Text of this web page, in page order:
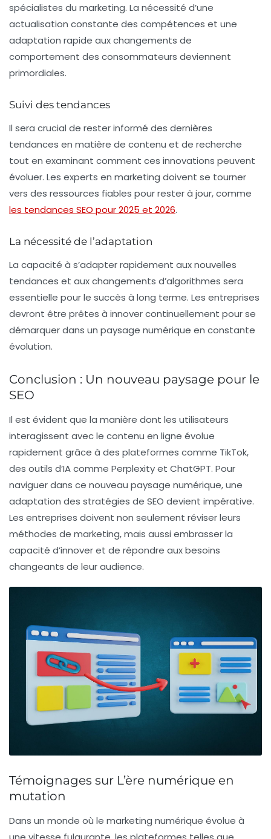
spécialistes du marketing. La nécessité d’une
actualisation constante des compétences et une
adaptation rapide aux changements de
comportement des consommateurs deviennent
primordiales.
Suivi des tendances
Il sera crucial de rester informé des dernières
tendances en matière de contenu et de recherche
tout en examinant comment ces innovations peuvent
évoluer. Les experts en marketing doivent se tourner
vers des ressources fiables pour rester à jour, comme
les tendances SEO pour 2025 et 2026.
La nécessité de l’adaptation
La capacité à s’adapter rapidement aux nouvelles
tendances et aux changements d’algorithmes sera
essentielle pour le succès à long terme. Les entreprises
devront être prêtes à innover continuellement pour se
démarquer dans un paysage numérique en constante
évolution.
Conclusion : Un nouveau paysage pour le
SEO
Il est évident que la manière dont les utilisateurs
interagissent avec le contenu en ligne évolue
rapidement grâce à des plateformes comme TikTok,
des outils d’IA comme Perplexity et ChatGPT. Pour
naviguer dans ce nouveau paysage numérique, une
adaptation des stratégies de SEO devient impérative.
Les entreprises doivent non seulement réviser leurs
méthodes de marketing, mais aussi embrasser la
capacité d’innover et de répondre aux besoins
changeants de leur audience.
Témoignages sur L’ère numérique en
mutation
Dans un monde où le marketing numérique évolue à